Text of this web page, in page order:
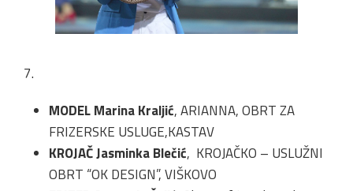
7.
MODEL Marina Kraljić, ARIANNA, OBRT ZA
FRIZERSKE USLUGE,KASTAV
KROJAČ Jasminka Blečić, KROJAČKO – USLUŽNI
OBRT “OK DESIGN”, VIŠKOVO